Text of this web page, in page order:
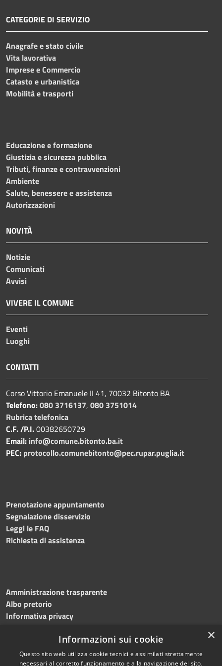
CATEGORIE DI SERVIZIO
Anagrafe e stato civile
Vita lavorativa
Imprese e Commercio
Catasto e urbanistica
Mobilità e trasporti
Educazione e formazione
Giustizia e sicurezza pubblica
Tributi, finanze e contravvenzioni
Ambiente
Salute, benessere e assistenza
Autorizzazioni
NOVITÀ
Notizie
Comunicati
Avvisi
VIVERE IL COMUNE
Eventi
Luoghi
CONTATTI
Corso Vittorio Emanuele II 41, 70032 Bitonto BA
Telefono:080 3716137, 080 3751014
Rubrica telefonica
C.F. /P.I.00382650729
Email: info@comune.bitonto.ba.it
PEC: protocollo.comunebitonto@pec.rupar.puglia.it
Prenotazione appuntamento
Segnalazione disservizio
Leggi le FAQ
Richiesta di assistenza
Amministrazione trasparente
Albo pretorio
Informativa privacy
Dichiarazione di accessibilità Meccanismo di feedback ×
Informazioni sui cookie
Questo sito web utilizza cookie tecnici e assimilati strettamente
necessari al corretto funzionamento e alla navigazione del sito,